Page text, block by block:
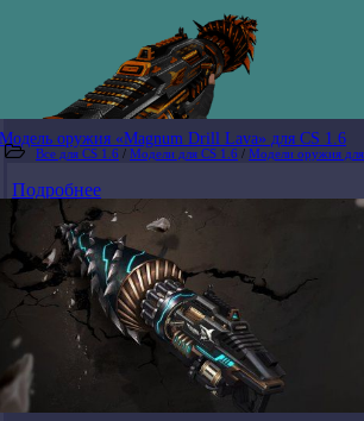
Модель оружия «Magnum Drill Lava» для CS 1.6
Все для CS 1.6 / Модели для CS 1.6 / Модели оружия для
Подробнее